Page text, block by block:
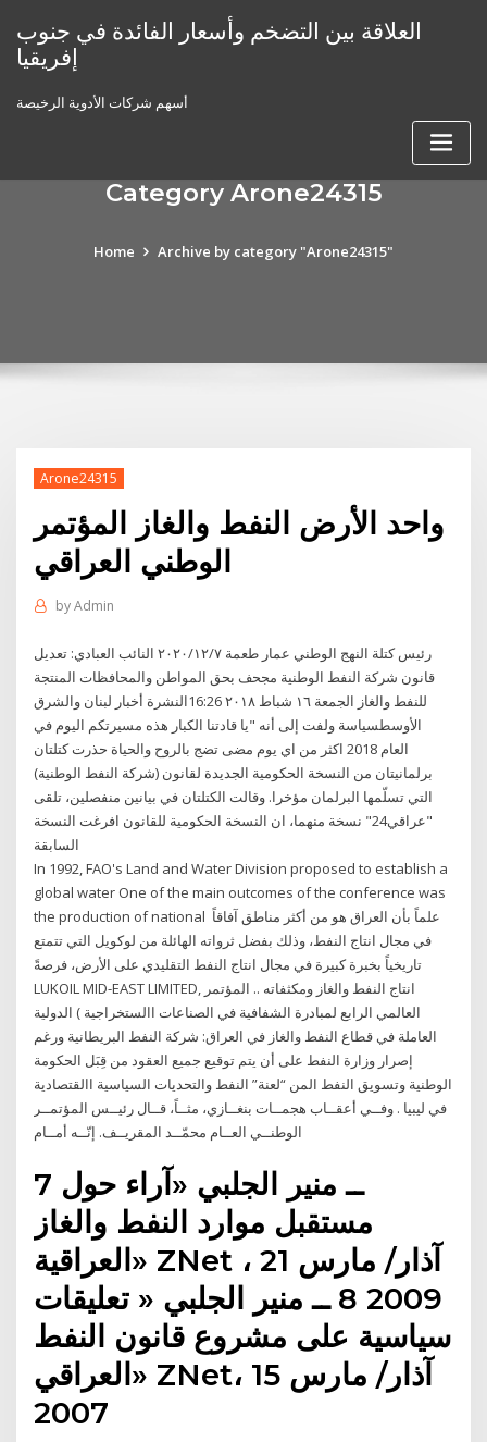
content
العلاقة بين التضخم وأسعار الفائدة في جنوب
إفريقيا
أسهم شركات الأدوية الرخيصة
Category Arone24315
Home Archive by category "Arone24315"
Arone24315
واحد الأرض النفط والغاز المؤتمر
الوطني العراقي
byAdmin
رئيس كتلة النهج الوطني عمار طعمة ٢٠٢٠/١٢/٧ النائب العبادي: تعديل
قانون شركة النفط الوطنية مجحف بحق المواطن والمحافظات المنتجة
للنفط والغاز الجمعة ١٦ شباط ٢٠١٨ 16:26النشرة أخبار لبنان والشرق
الأوسطسياسة ولفت إلى أنه "يا قادتنا الكبار هذه مسيرتكم اليوم في
العام 2018 اكثر من اي يوم مضى تضج بالروح والحياة حذرت كتلتان
برلمانيتان من النسخة الحكومية الجديدة لقانون (شركة النفط الوطنية)
التي تسلّمها البرلمان مؤخرا. وقالت الكتلتان في بيانين منفصلين، تلقى
"عراقي24" نسخة منهما، ان النسخة الحكومية للقانون افرغت النسخة
السابقة
In 1992, FAO's Land and Water Division proposed to establish a
global water One of the main outcomes of the conference was
the production of national علماً بأن العراق هو من أكثر مناطق آفاقاً
في مجال انتاج النفط، وذلك بفضل ثرواته الهائلة من لوكويل التي تتمتع
تاريخياً بخبرة كبيرة في مجال انتاج النفط التقليدي على الأرض، فرصةً
LUKOIL MID-EAST LIMITED, انتاج النفط والغاز ومكثفاته .. المؤتمر
العالمي الرابع لمبادرة الشفافية في الصناعات االستخراجية ) الدولية
العاملة في قطاع النفط والغاز في العراق: شركة النفط البريطانية ورغم
إصرار وزارة النفط على أن يتم توقيع جميع العقود من قِبَل الحكومة
الوطنية وتسويق النفط المن “لعنة” النفط والتحديات السياسية االقتصادية
في ليبيا . وفــي أعقــاب هجمــات بنغــازي، مثــاً، قــال رئيــس المؤتمــر
7 ــ منير الجلبي «آراء حول
مستقبل موارد النفط والغاز
العراقية» ZNet ، 21 آذار/ مارس
2009 8 ــ منير الجلبي « تعليقات
سياسية على مشروع قانون النفط
العراقي» ZNet، 15 آذار/ مارس
2007